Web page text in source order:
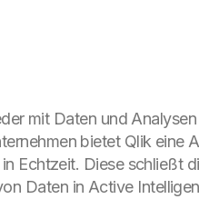
mit Daten und
bietet Qlik eine
Echtzeit. Diese schließt
Daten in Active